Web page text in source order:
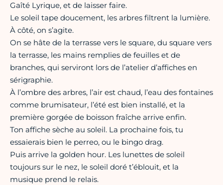
Gaîté Lyrique, et de laisser faire.
Le soleil tape doucement, les arbres filtrent la lumière.
À côté, on s’agite.
On se hâte de la terrasse vers le square, du square vers
la terrasse, les mains remplies de feuilles et de
branches, qui serviront lors de l’atelier d’affiches en
sérigraphie.
À l’ombre des arbres, l’air est chaud, l’eau des fontaines
comme brumisateur, l’été est bien installé, et la
première gorgée de boisson fraîche arrive enfin.
Ton affiche sèche au soleil. La prochaine fois, tu
essaierais bien le perreo, ou le bingo drag.
Puis arrive la golden hour. Les lunettes de soleil
toujours sur le nez, le soleil doré t’éblouit, et la
musique prend le relais.